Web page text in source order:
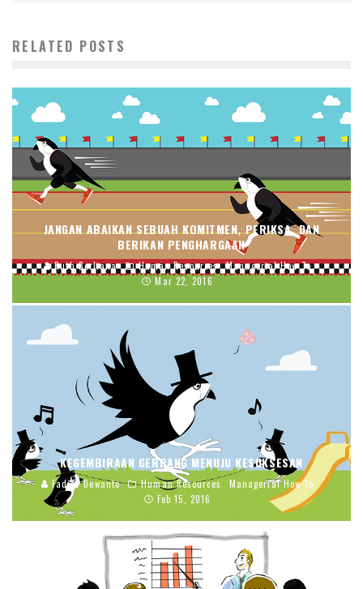
RELATED POSTS
JANGAN ABAIKAN SEBUAH KOMITMEN, PERIKSA, DAN
BERIKAN PENGHARGAAN
Ruth Berliana Human Resources
Managerial How To
Mar 22, 2016
KEGEMBIRAAN GERBANG MENUJU KESUKSESAN
Fadjar Dewanto Human Resources
Managerial How To
Feb 15, 2016